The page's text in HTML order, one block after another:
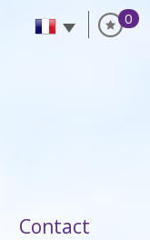
0
Contact